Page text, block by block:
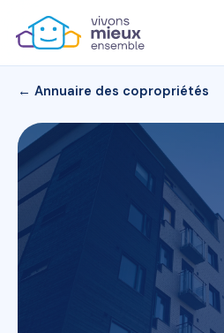
← Annuaire des copropriétés